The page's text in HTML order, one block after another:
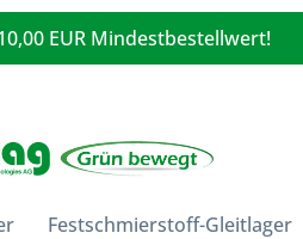
EUR Mindestbestellwert!
Festschmierstoff-Gleitlager